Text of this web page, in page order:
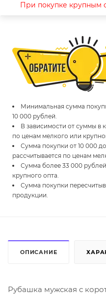
При покупке крупным
Минимальная сумма
10 000 рублей.
В зависимости от суммы в
по ценам мелкого или
Сумма покупки от 10 000
рассчитывается по ценам
Сумма более 33 000
крупного опта.
Сумма покупки
продукции.
ОПИСАНИЕ
Рубашка мужская с